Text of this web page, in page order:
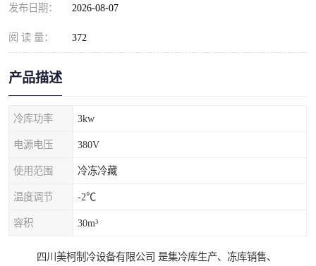
发布日期： 2026-08-07
阅 读 量： 372
产品描述
冷库功率 3kw
电源电压 380V
使用范围 冷冻冷藏
温度调节 -2℃
容积 30m³
四川美柯制冷设备有限公司 是集冷库生产、冻库销售、